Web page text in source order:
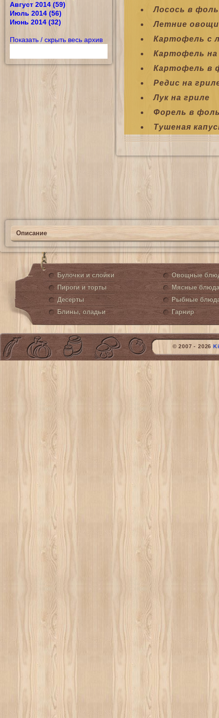
Август 2014 (59)
Июль 2014 (56)
Июнь 2014 (32)
Показать / скрыть весь архив
Лосось в
Летние овощи
Картофель с
Картофель
Картофель в
Редис на
Лук на гриле
Форель в
Тушеная
Описание
Булочки и слойки
Пироги и торты
Десерты
Блины, оладьи
Овощные
Мясные блюда
Рыбные
Гарнир
© 2007 - 2026